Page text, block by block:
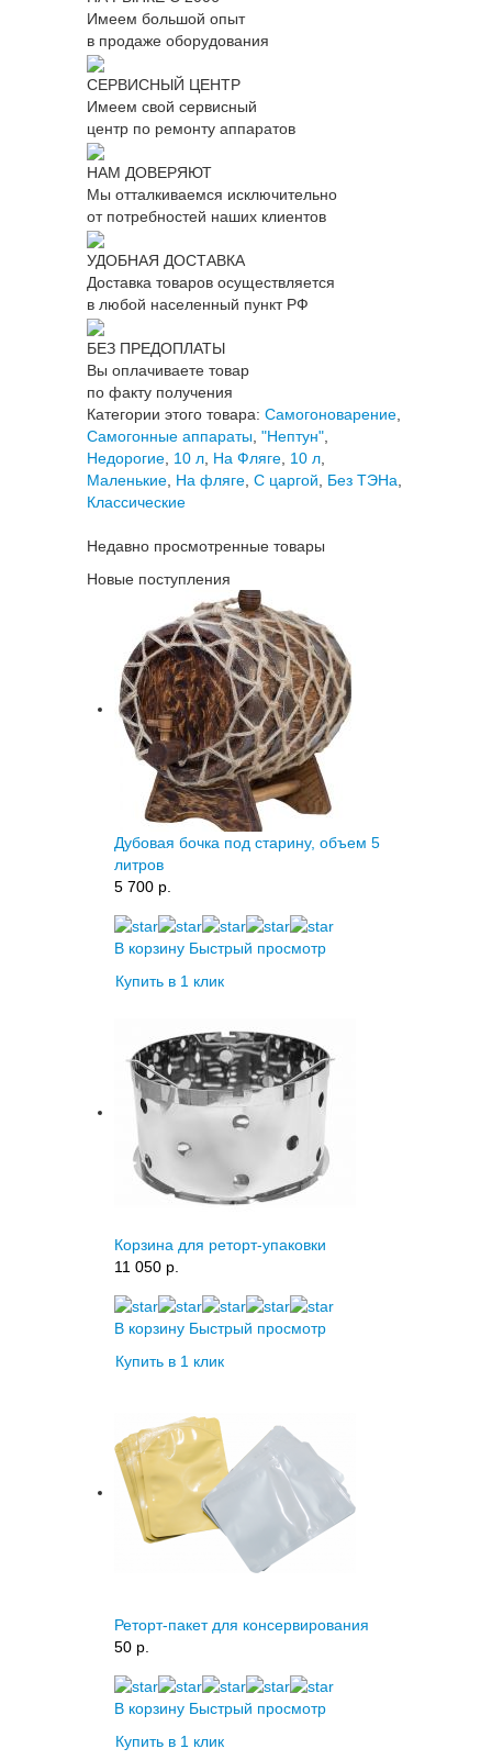
Имеем большой опыт
в продаже оборудования
СЕРВИСНЫЙ ЦЕНТР
Имеем свой сервисный
центр по ремонту аппаратов
НАМ ДОВЕРЯЮТ
Мы отталкиваемся исключительно
от потребностей наших клиентов
УДОБНАЯ ДОСТАВКА
Доставка товаров осуществляется
в любой населенный пункт РФ
БЕЗ ПРЕДОПЛАТЫ
Вы оплачиваете товар
по факту получения
Категории этого товара: Самогоноварение
Самогонные аппараты "Нептун"
Недорогие 10 л На Фляге 10 л
Маленькие На фляге С царгой Без ТЭНа
Классические
Недавно просмотренные товары
Новые поступления
Дубовая бочка под старину, объем 5
литров
5 700 p.
В корзину Быстрый просмотр
Купить в 1 клик
Корзина для реторт-упаковки
11 050 p.
В корзину Быстрый просмотр
Купить в 1 клик
Реторт-пакет для консервирования
50 p.
В корзину Быстрый просмотр
Купить в 1 клик